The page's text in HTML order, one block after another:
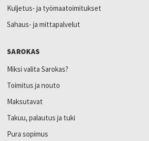
Kuljetus- ja työmaatoimitukset
Sahaus- ja mittapalvelut
SAROKAS
Miksi valita Sarokas?
Toimitus ja nouto
Maksutavat
Takuu, palautus ja tuki
Pura sopimus